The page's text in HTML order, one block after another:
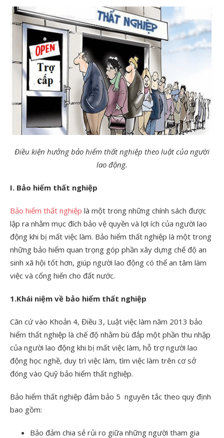
Điều kiện hưởng bảo hiểm thất nghiệp theo luật của người
lao động.
I. Bảo hiểm thất nghiệp
Bảo hiểm thất nghiệp là một trong những chính sách được
lập ra nhằm mục đích bảo vệ quyền và lợi ích của người lao
động khi bị mất việc làm. Bảo hiểm thất nghiệp là một trong
những bảo hiểm quan trọng góp phần xây dựng chế độ an
sinh xã hội tốt hơn, giúp người lao động có thể an tâm làm
việc và cống hiến cho đất nước.
1.Khái niệm về bảo hiểm thất nghiệp
Căn cứ vào Khoản 4, Điều 3, Luật việc làm năm 2013 bảo
hiểm thất nghiệp là chế độ nhằm bù đắp một phần thu nhập
của người lao động khi bị mất việc làm, hỗ trợ người lao
động học nghề, duy trì việc làm, tìm việc làm trên cơ sở
đóng vào Quỹ bảo hiểm thất nghiệp.
Bảo hiểm thất nghiệp đảm bảo 5 nguyên tắc theo quy định
bao gồm:
Bảo đảm chia sẻ rủi ro giữa những người tham gia